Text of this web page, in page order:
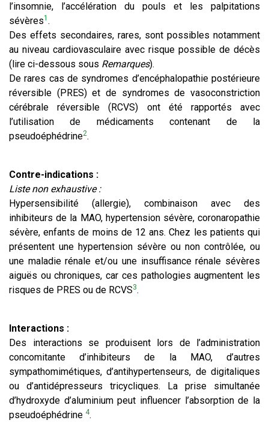
l’insomnie, l’accélération du pouls et les palpitations
sévères1 .
Des effets secondaires, rares, sont possibles notamment
au niveau cardiovasculaire avec risque possible de décès
(lire ci-dessous sous Remarques).
De rares cas de syndromes d’encéphalopathie postérieure
réversible (PRES) et de syndromes de vasoconstriction
cérébrale réversible (RCVS) ont été rapportés avec
l’utilisation de médicaments contenant de la
pseudoéphédrine2.
Contre-indications :
Liste non exhaustive :
Hypersensibilité (allergie), combinaison avec des
inhibiteurs de la MAO, hypertension sévère, coronaropathie
sévère, enfants de moins de 12 ans. Chez les patients qui
présentent une hypertension sévère ou non contrôlée, ou
une maladie rénale et/ou une insuffisance rénale sévères
aiguës ou chroniques, car ces pathologies augmentent les
risques de PRES ou de RCVS3.
Interactions :
Des interactions se produisent lors de l’administration
concomitante d’inhibiteurs de la MAO, d’autres
sympathomimétiques, d’antihypertenseurs, de digitaliques
ou d’antidépresseurs tricycliques. La prise simultanée
d’hydroxyde d’aluminium peut influencer l’absorption de la
pseudoéphédrine 4.